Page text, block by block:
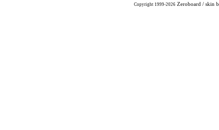
Copyright 1999-2026 Zeroboard / skin